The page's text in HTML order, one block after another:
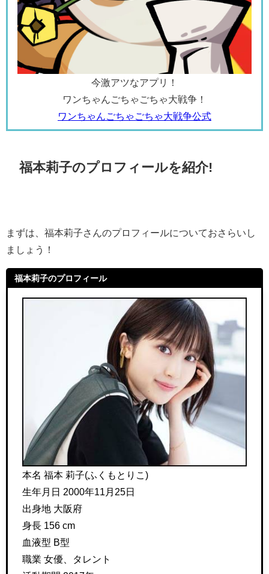
今激アツなアプリ！
ワンちゃんごちゃごちゃ大戦争！
ワンちゃんごちゃごちゃ大戦争公式
福本莉子のプロフィールを紹介!
まずは、福本莉子さんのプロフィールについておさらいし
ましょう！
福本莉子のプロフィール
本名 福本 莉子(ふくもとりこ)
生年月日 2000年11月25日
出身地 大阪府
身長 156 cm
血液型 B型
職業 女優、タレント